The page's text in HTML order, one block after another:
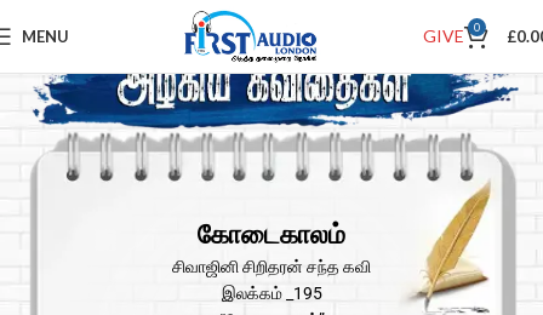
MENU GIVE 0 £
கோடைகாலம்
சிவாஜினி சிறிதரன் சந்த கவி
இலக்கம் _195